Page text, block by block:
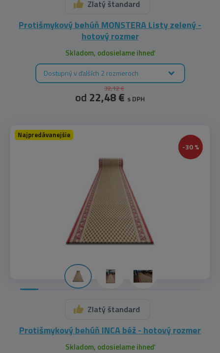
Zlatý štandard
Protišmykový behúň MONSTERA Listy zelený -
hotový rozmer
Skladom, odosielame ihneď
Dostupný v ďalších 2 rozmeroch
32,12 €
od 22,48 € s DPH
-30 %
Najpredávanejšie
Zlatý štandard
Protišmykový behúň INCA béž - hotový rozmer
Skladom, odosielame ihneď